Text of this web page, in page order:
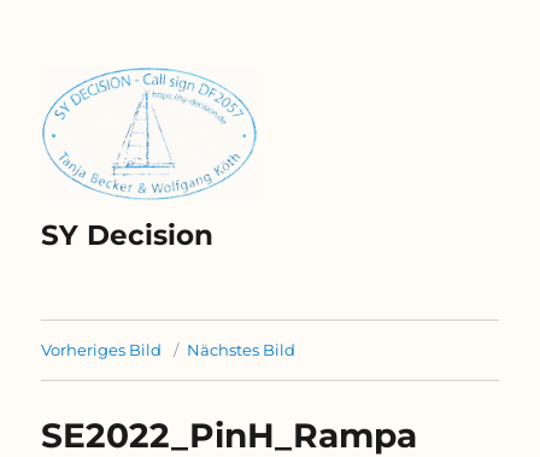
SY Decision
Vorheriges Bild Nächstes Bild
SE2022_PinH_Rampa